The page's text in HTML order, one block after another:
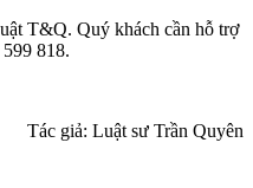
T&Q. Quý khách cần hỗ trợ
818.
Tác giả: Luật sư Trần Quyên